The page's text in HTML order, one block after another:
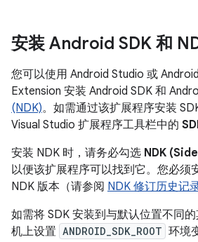
安装 Android SDK 和
您可以使用 Android Studio 或
Extension 安装 Android SDK 和
(NDK)。如需通过该扩展程序安装
Visual Studio 扩展程序工具栏中的
安装 NDK 时，请务必勾选 NDK
以便该扩展程序可以找到它。您必须
NDK 版本（请参阅 NDK 修订历史记
如需将 SDK 安装到与默认位置不同
机上设置 ANDROID_SDK_ROOT 环境